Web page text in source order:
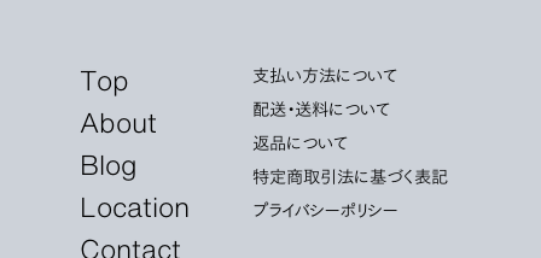
Top
About
Blog
Location
Contact
支払い方法について
配送・送料について
返品について
特定商取引法に基づく表記
プライバシーポリシー